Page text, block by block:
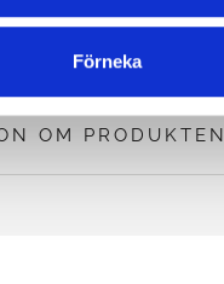
Förneka
OM PRODUKTEN